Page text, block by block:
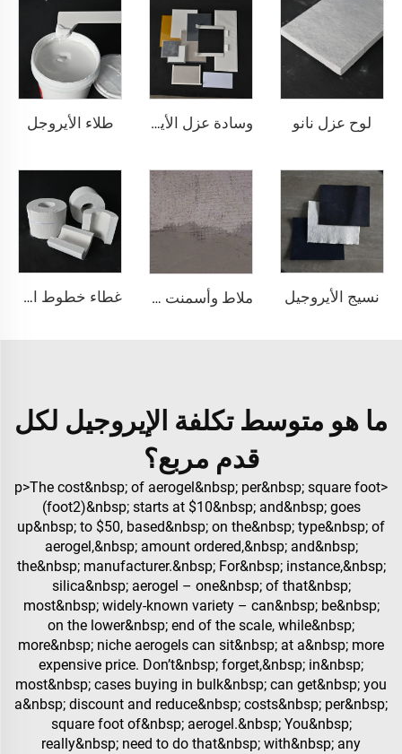
لوح عزل نانو وسادة عزل الأيروجيل طلاء الأيروجل
نسيج الأيروجيل ملاط وأسمنت الأيروجيل غطاء خطوط الأنابيب من الأيروجل
ما هو متوسط تكلفة الإيروجيل لكل
قدم مربع؟
<p>The cost&nbsp; of aerogel&nbsp; per&nbsp; square foot
(foot2)&nbsp; starts at $10&nbsp; and&nbsp; goes
up&nbsp; to $50, based&nbsp; on the&nbsp; type&nbsp; of
aerogel,&nbsp; amount ordered,&nbsp; and&nbsp;
the&nbsp; manufacturer.&nbsp; For&nbsp; instance,&nbsp;
silica&nbsp; aerogel – one&nbsp; of that&nbsp;
most&nbsp; widely-known variety – can&nbsp; be&nbsp;
on the lower&nbsp; end of the scale, while&nbsp;
more&nbsp; niche aerogels can sit&nbsp; at a&nbsp; more
expensive price. Don’t&nbsp; forget,&nbsp; in&nbsp;
most&nbsp; cases buying in bulk&nbsp; can get&nbsp; you
a&nbsp; discount and reduce&nbsp; costs&nbsp; per&nbsp;
square foot of&nbsp; aerogel.&nbsp; You&nbsp;
really&nbsp; need to do that&nbsp; with&nbsp; any